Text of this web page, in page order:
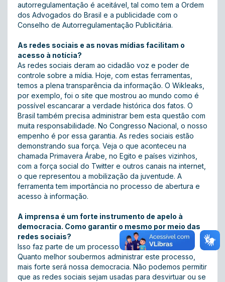
autorregulamentação é aceitável, tal como tem a Ordem
dos Advogados do Brasil e a publicidade com o
Conselho de Autorregulamentação Publicitária.
As redes sociais e as novas mídias facilitam o
acesso à notícia?
As redes sociais deram ao cidadão voz e poder de
controle sobre a mídia. Hoje, com estas ferramentas,
temos a plena transparência da informação. O Wikleaks,
por exemplo, foi o site que mostrou ao mundo como é
possível escancarar a verdade histórica dos fatos. O
Brasil também precisa administrar bem esta questão com
muita responsabilidade. No Congresso Nacional, o nosso
empenho é por essa garantia. As redes sociais estão
demonstrando sua força. Veja o que aconteceu na
chamada Primavera Árabe, no Egito e países vizinhos,
com a força social do Twitter e outros canais na internet,
o que representou a mobilização da juventude. A
ferramenta tem importância no processo de abertura e
acesso à informação.
A imprensa é um forte instrumento de apelo à
democracia. Como garantir o mesmo por meio das
redes sociais?
Isso faz parte de um processo de amadurecimento.
Quanto melhor soubermos administrar este processo,
mais forte será nossa democracia. Não podemos permitir
que as redes sociais sejam usadas para desvirtuar ou se